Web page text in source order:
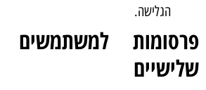
הגלישה.
פרסומות
שלישיים